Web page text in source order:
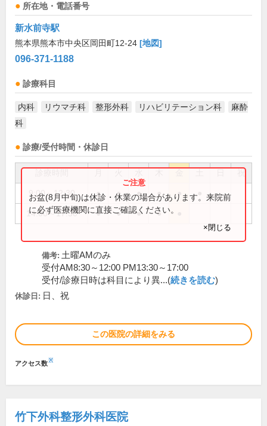
所在地・電話番号
新水前寺駅
熊本県熊本市中央区岡田町12-24 [地図]
096-371-1188
診療科目
内科 リウマチ科 整形外科 リハビリテーション科
麻酔
科
診療/受付時間・休診日
祝
9:00～12:30 ● ● ● ● ●
14:00～17:30 ● ● ● ●
お盆(8月中旬)は休診・休業の場合があります。来院前
に必ず医療機関に直接ご確認ください。
×閉じる
備考: 土曜AMのみ
受付AM8:30～12:00 PM13:30～17:00
受付/診療日時は科目により異...(続きを読む)
休診日: 日、祝
この医院の詳細をみる
アクセス数※
竹下外科整形外科医院